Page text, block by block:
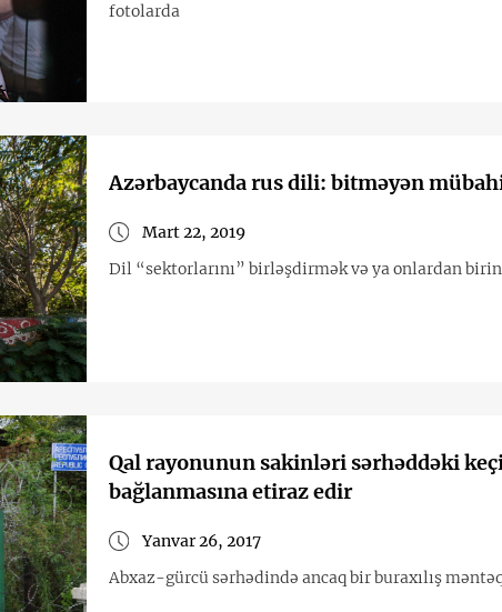
fotolarda
Azərbaycanda rus dili: bitməyən
Mart 22, 2019
Dil “sektorlarını” birləşdirmək və ya onlardan
Qal rayonunun sakinləri sərhəddəki
bağlanmasına etiraz edir
Yanvar 26, 2017
Abxaz-gürcü sərhədində ancaq bir buraxılış